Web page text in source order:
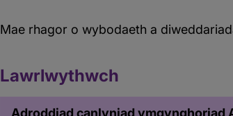
Mae rhagor o wybodaeth a
Lawrlwythwch